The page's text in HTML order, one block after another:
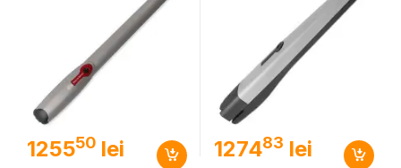
125550 lei 127483 lei